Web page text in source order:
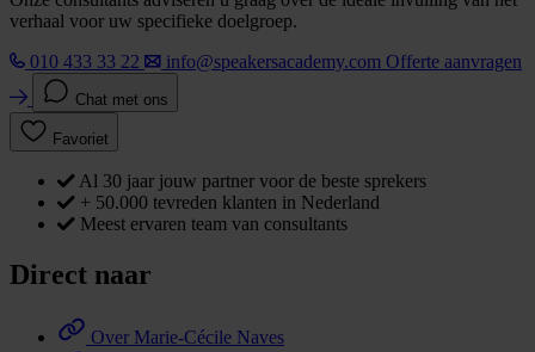
verhaal voor uw specifieke doelgroep.
010 433 33 22
info@speakersacademy.com Offerte aanvragen
Chat met ons
Favoriet
Al 30 jaar jouw partner voor de beste sprekers
+ 50.000 tevreden klanten in Nederland
Meest ervaren team van consultants
Direct naar
Over Marie-Cécile Naves